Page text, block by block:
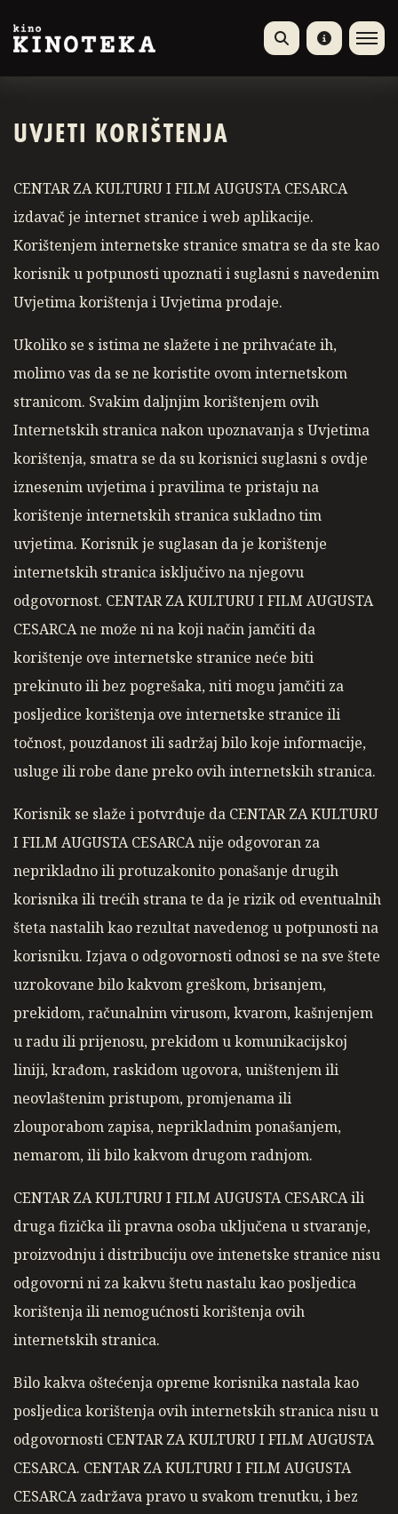
UVJETI KORIŠTENJA
CENTAR ZA KULTURU I FILM AUGUSTA CESARCA
izdavač je internet stranice i web aplikacije.
Korištenjem internetske stranice smatra se da ste kao
korisnik u potpunosti upoznati i suglasni s navedenim
Uvjetima korištenja i Uvjetima prodaje.
Ukoliko se s istima ne slažete i ne prihvaćate ih,
molimo vas da se ne koristite ovom internetskom
stranicom. Svakim daljnjim korištenjem ovih
Internetskih stranica nakon upoznavanja s Uvjetima
korištenja, smatra se da su korisnici suglasni s ovdje
iznesenim uvjetima i pravilima te pristaju na
korištenje internetskih stranica sukladno tim
uvjetima. Korisnik je suglasan da je korištenje
internetskih stranica isključivo na njegovu
odgovornost. CENTAR ZA KULTURU I FILM AUGUSTA
CESARCA ne može ni na koji način jamčiti da
korištenje ove internetske stranice neće biti
prekinuto ili bez pogrešaka, niti mogu jamčiti za
posljedice korištenja ove internetske stranice ili
točnost, pouzdanost ili sadržaj bilo koje informacije,
usluge ili robe dane preko ovih internetskih stranica.
Korisnik se slaže i potvrđuje da CENTAR ZA KULTURU
I FILM AUGUSTA CESARCA nije odgovoran za
neprikladno ili protuzakonito ponašanje drugih
korisnika ili trećih strana te da je rizik od eventualnih
šteta nastalih kao rezultat navedenog u potpunosti na
korisniku. Izjava o odgovornosti odnosi se na sve štete
uzrokovane bilo kakvom greškom, brisanjem,
prekidom, računalnim virusom, kvarom, kašnjenjem
u radu ili prijenosu, prekidom u komunikacijskoj
liniji, krađom, raskidom ugovora, uništenjem ili
neovlaštenim pristupom, promjenama ili
zlouporabom zapisa, neprikladnim ponašanjem,
nemarom, ili bilo kakvom drugom radnjom.
CENTAR ZA KULTURU I FILM AUGUSTA CESARCA ili
druga fizička ili pravna osoba uključena u stvaranje,
proizvodnju i distribuciju ove intenetske stranice nisu
odgovorni ni za kakvu štetu nastalu kao posljedica
korištenja ili nemogućnosti korištenja ovih
internetskih stranica.
Bilo kakva oštećenja opreme korisnika nastala kao
posljedica korištenja ovih internetskih stranica nisu u
odgovornosti CENTAR ZA KULTURU I FILM AUGUSTA
CESARCA. CENTAR ZA KULTURU I FILM AUGUSTA
CESARCA zadržava pravo u svakom trenutku, i bez